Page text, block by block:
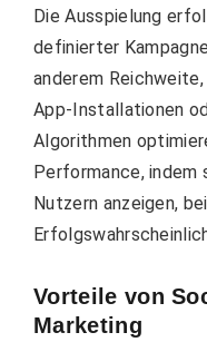
Die Ausspielung
definierter
anderem
App-Installationen
Algorithmen
Performance, indem
Nutzern anzeigen,
Vorteile von
Marketing